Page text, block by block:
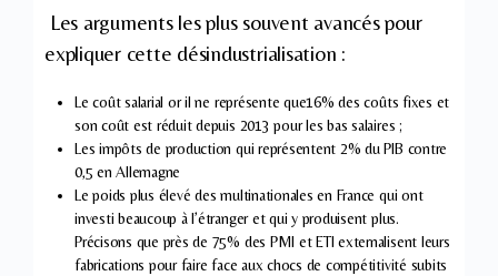
Les arguments les plus souvent avancés pour
expliquer cette désindustrialisation :
Le coût salarial or il ne représente que16% des coûts fixes et
son coût est réduit depuis 2013 pour les bas salaires ;
Les impôts de production qui représentent 2% du PIB contre
0,5 en Allemagne
Le poids plus élevé des multinationales en France qui ont
investi beaucoup à l’étranger et qui y produisent plus.
Précisons que près de 75% des PMI et ETI externalisent leurs
fabrications pour faire face aux chocs de compétitivité subits